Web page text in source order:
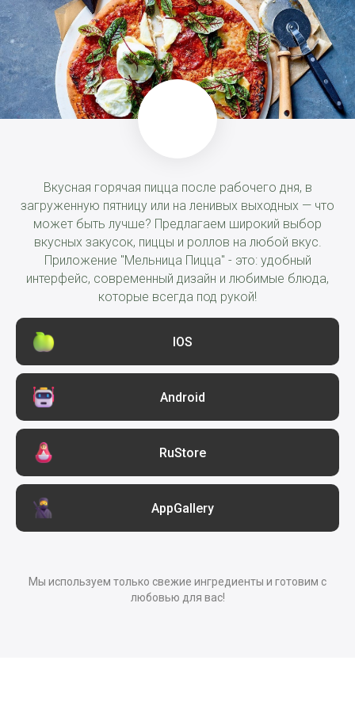
Вкусная горячая пицца после рабочего дня, в
загруженную пятницу или на ленивых выходных — что
может быть лучше? Предлагаем широкий выбор
вкусных закусок, пиццы и роллов на любой вкус.
Приложение "Мельница Пицца" - это: удобный
интерфейс, современный дизайн и любимые блюда,
которые всегда под рукой!
IOS
Android
RuStore
AppGallery
Мы используем только свежие ингредиенты и готовим с
любовью для вас!